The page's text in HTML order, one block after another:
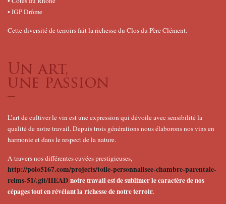
• IGP Drôme
Cette diversité de terroirs fait la richesse du Clos du Père Clément.
Un art,
une passion
–
L’art de cultiver le vin est une expression qui dévoile avec sensibilité la
qualité de notre travail. Depuis trois générations nous élaborons nos vins en
harmonie et dans le respect de la nature.
A travers nos différentes cuvées prestigieuses,
http://polo5167.com/projects/toile-personnalisee-chambre-parentale-
reims-51/.git/HEAD notre travail est de sublimer le caractère de nos
cépages tout en révélant la richesse de notre terroir.